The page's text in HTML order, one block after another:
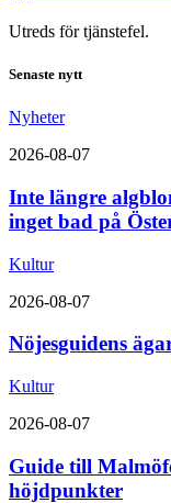
Utreds för tjänstefel.
Senaste nytt
Nyheter
2026-08-07
Inte längre
inget bad på
Kultur
2026-08-07
Nöjesguidens
Kultur
2026-08-07
Guide till
höjdpunkter